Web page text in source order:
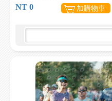
NT 0 加購物車